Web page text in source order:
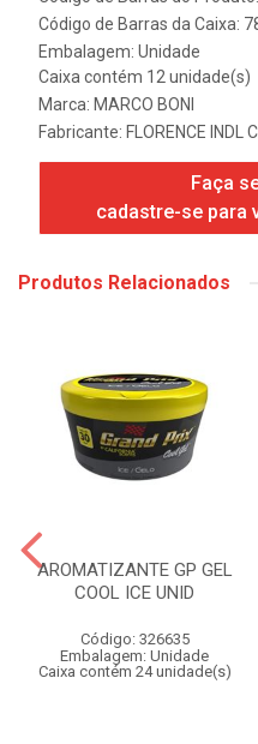
Código de Barras da Caixa:
Embalagem: Unidade
Caixa contém 12 unidade(s)
Marca: MARCO BONI
Fabricante: FLORENCE INDL
Faça
cadastre-se para
Produtos Relacionados
AROMATIZANTE GP GEL
COOL ICE UNID
Código: 326635
Embalagem: Unidade
Caixa contém 24 unidade(s)